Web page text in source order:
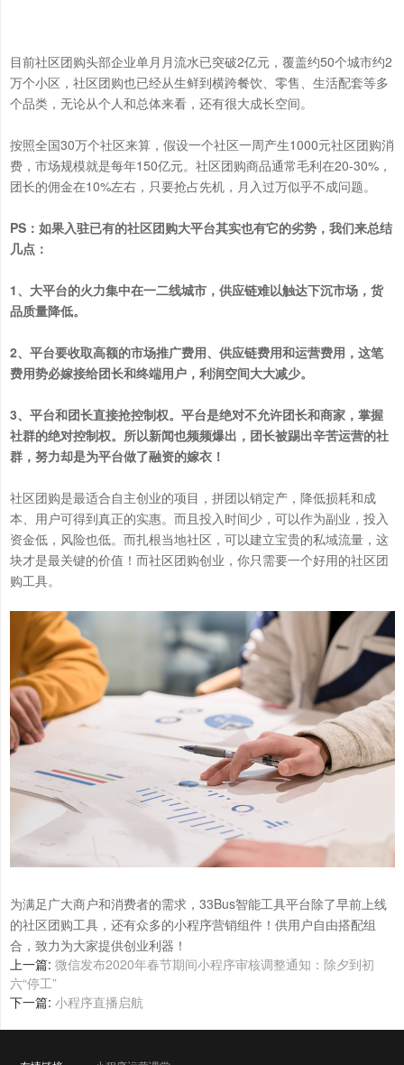
目前社区团购头部企业单月月流水已突破2亿元，覆盖约50个城市约2
万个小区，社区团购也已经从生鲜到横跨餐饮、零售、生活配套等多
个品类，无论从个人和总体来看，还有很大成长空间。
按照全国 30万个社区来算，假设一个社区一周产生1000元社区团购消
费，市场规模就是每年150亿元。社区团购商品通常毛利在20-30%，
团长的佣金在10%左右，只要抢占先机，月入过万似乎不成问题。
PS：如果入驻已有的社区团购大平台其实也有它的劣势，我们来总结
几点：
1、大平台的火力集中在一二线城市，供应链难以触达下沉市场，货
品质量降低。
2、平台要收取高额的市场推广费用、供应链费用和运营费用，这笔
费用势必嫁接给团长和终端用户，利润空间大大减少。
3、平台和团长直接抢控制权。平台是绝对不允许团长和商家，掌握
社群的绝对控制权。所以新闻也频频爆出，团长被踢出辛苦运营的社
群，努力却是为平台做了融资的嫁衣！
社区团购是最适合自主创业的项目，拼团以销定产，降低损耗和成
本、用户可得到真正的实惠。而且投入时间少，可以作为副业，投入
资金低，风险也低。而扎根当地社区，可以建立宝贵的私域流量，这
块才是最关键的价值！而社区团购创业，你只需要一个好用的社区团
购工具。
为满足广大商户和消费者的需求， 33Bus智能工具平台除了早前上线
的社区团购工具，还有众多的小程序营销组件！供用户自由搭配组
合，致力为大家提供创业利器！
上一篇: 微信发布2020年春节期间小程序审核调整通知：除夕到初
六“停工”
下一篇: 小程序直播启航